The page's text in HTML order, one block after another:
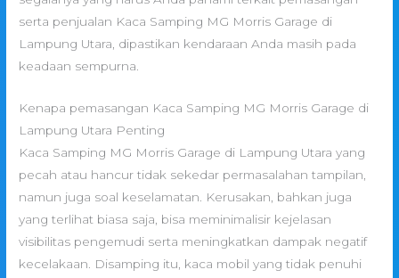
serta penjualan Kaca Samping MG Morris Garage di
Lampung Utara, dipastikan kendaraan Anda masih pada
keadaan sempurna.
Kenapa pemasangan Kaca Samping MG Morris Garage di
Lampung Utara Penting
Kaca Samping MG Morris Garage di Lampung Utara yang
pecah atau hancur tidak sekedar permasalahan tampilan,
namun juga soal keselamatan. Kerusakan, bahkan juga
yang terlihat biasa saja, bisa meminimalisir kejelasan
visibilitas pengemudi serta meningkatkan dampak negatif
kecelakaan. Disamping itu, kaca mobil yang tidak penuhi